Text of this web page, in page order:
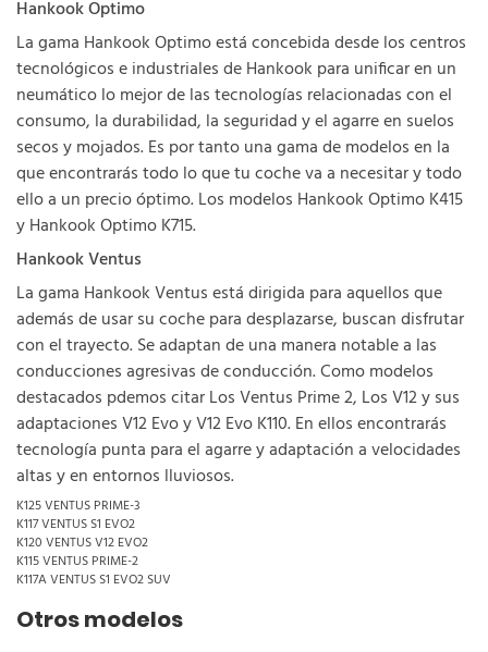
Hankook Optimo
La gama Hankook Optimo está concebida desde los centros
tecnológicos e industriales de Hankook para unificar en un
neumático lo mejor de las tecnologías relacionadas con el
consumo, la durabilidad, la seguridad y el agarre en suelos
secos y mojados. Es por tanto una gama de modelos en la
que encontrarás todo lo que tu coche va a necesitar y todo
ello a un precio óptimo. Los modelos Hankook Optimo K415
y Hankook Optimo K715.
Hankook Ventus
La gama Hankook Ventus está dirigida para aquellos que
además de usar su coche para desplazarse, buscan disfrutar
con el trayecto. Se adaptan de una manera notable a las
conducciones agresivas de conducción. Como modelos
destacados pdemos citar Los Ventus Prime 2, Los V12 y sus
adaptaciones V12 Evo y V12 Evo K110. En ellos encontrarás
tecnología punta para el agarre y adaptación a velocidades
altas y en entornos lluviosos.
K125 VENTUS PRIME-3
K117 VENTUS S1 EVO2
K120 VENTUS V12 EVO2
K115 VENTUS PRIME-2
K117A VENTUS S1 EVO2 SUV
Otros modelos